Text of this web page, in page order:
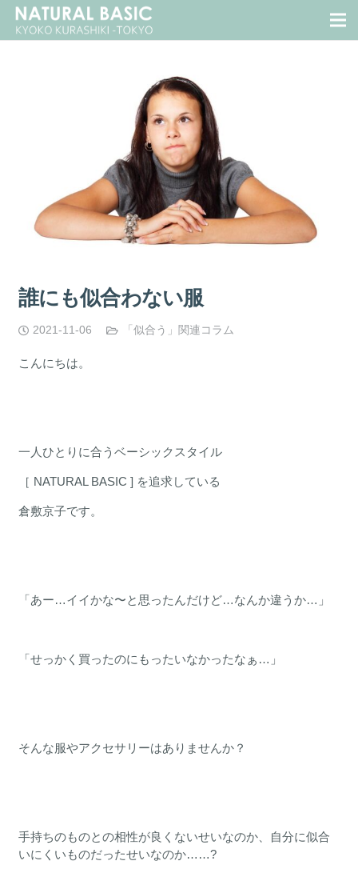
誰にも似合わない服
2021-11-06 「似合う」関連コラム
こんにちは。
一人ひとりに合うベーシックスタイル
［ NATURAL BASIC ] を追求している
倉敷京子です。
「あー…イイかな〜と思ったんだけど…なんか違うか…」
「せっかく買ったのにもったいなかったなぁ…」
そんな服やアクセサリーはありませんか？
手持ちのものとの相性が良くないせいなのか、自分に似合
いにくいものだったせいなのか……?